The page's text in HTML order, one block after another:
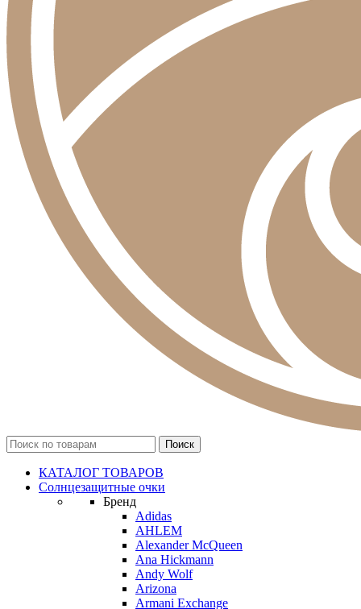
КАТАЛОГ ТОВАРОВ
Солнцезащитные очки
Бренд
Adidas
AHLEM
Alexander McQueen
Ana Hickmann
Andy Wolf
Arizona
Armani Exchange